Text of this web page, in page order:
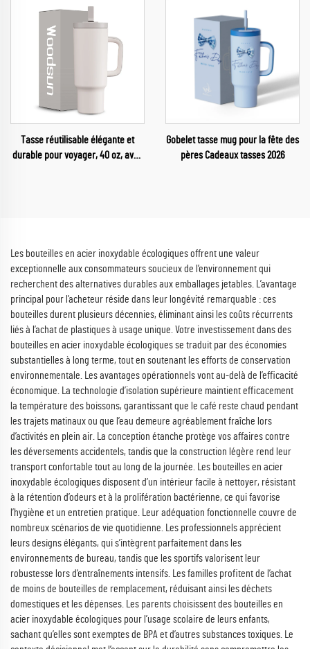
Tasse réutilisable élégante et
durable pour voyager, 40 oz, avec
Gobelet tasse mug pour la fête des
pères Cadeaux tasses 2026
Les bouteilles en acier inoxydable écologiques offrent une valeur
exceptionnelle aux consommateurs soucieux de l’environnement qui
recherchent des alternatives durables aux emballages jetables. L’avantage
principal pour l’acheteur réside dans leur longévité remarquable : ces
bouteilles durent plusieurs décennies, éliminant ainsi les coûts récurrents
liés à l’achat de plastiques à usage unique. Votre investissement dans des
bouteilles en acier inoxydable écologiques se traduit par des économies
substantielles à long terme, tout en soutenant les efforts de conservation
environnementale. Les avantages opérationnels vont au-delà de l’efficacité
économique. La technologie d’isolation supérieure maintient efficacement
la température des boissons, garantissant que le café reste chaud pendant
les trajets matinaux ou que l’eau demeure agréablement fraîche lors
d’activités en plein air. La conception étanche protège vos affaires contre
les déversements accidentels, tandis que la construction légère rend leur
transport confortable tout au long de la journée. Les bouteilles en acier
inoxydable écologiques disposent d’un intérieur facile à nettoyer, résistant
à la rétention d’odeurs et à la prolifération bactérienne, ce qui favorise
l’hygiène et un entretien pratique. Leur adéquation fonctionnelle couvre de
nombreux scénarios de vie quotidienne. Les professionnels apprécient
leurs designs élégants, qui s’intègrent parfaitement dans les
environnements de bureau, tandis que les sportifs valorisent leur
robustesse lors d’entraînements intensifs. Les familles profitent de l’achat
de moins de bouteilles de remplacement, réduisant ainsi les déchets
domestiques et les dépenses. Les parents choisissent des bouteilles en
acier inoxydable écologiques pour l’usage scolaire de leurs enfants,
sachant qu’elles sont exemptes de BPA et d’autres substances toxiques. Le